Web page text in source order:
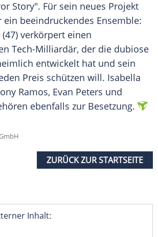
Story". Für sein neues Projekt
beeindruckendes Ensemble:
verkörpert einen
Tech-Milliardär, der die dubiose
entwickelt hat und sein
Preis schützen will. Isabella
Ramos, Evan Peters und
ebenfalls zur Besetzung.
ZURÜCK ZUR STARTSEITE
Inhalt: